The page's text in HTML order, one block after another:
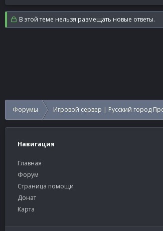
В этой теме нельзя размещать новые ответы.
Форумы Игровой сервер | Русский город
Навигация
Главная
Форум
Страница помощи
Донат
Карта